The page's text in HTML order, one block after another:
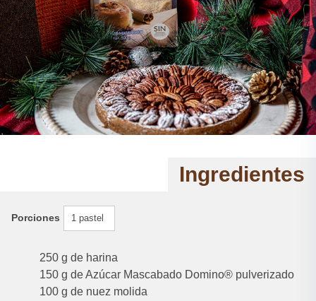
Ingredientes
Porciones 1 pastel
250 g de harina
150 g de Azúcar Mascabado Domino® pulverizado
100 g de nuez molida